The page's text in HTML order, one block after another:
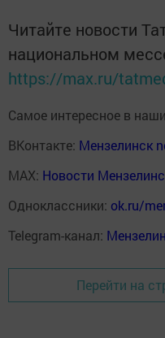
Читайте новости
национальном
https://max.ru/
Самое интересное в
ВКонтакте: Мензелинск
MAX: Новости
Одноклассники: ok.ru/
Telegram-канал:
Перейти на